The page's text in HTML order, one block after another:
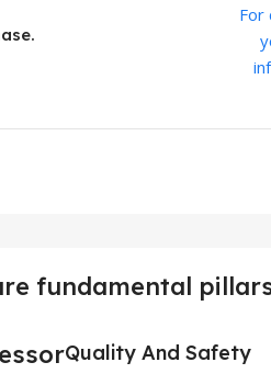
For
fundamental
Quality And Safety